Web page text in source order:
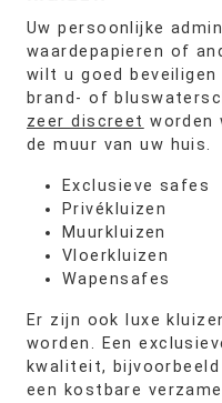
Uw persoonlijke
waardepapieren of
wilt u goed
brand- of
zeer discreet worden
de muur van uw huis.
Exclusieve safes
Privékluizen
Muurkluizen
Vloerkluizen
Wapensafes
Er zijn ook luxe
worden. Een
kwaliteit,
een kostbare